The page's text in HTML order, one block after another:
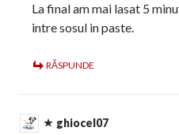
La final am mai lasat 5
intre sosul in paste.
RĂSPUNDE
ghiocel07